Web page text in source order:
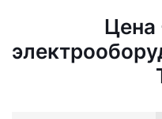
Цена